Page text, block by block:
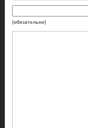
(обязательно)